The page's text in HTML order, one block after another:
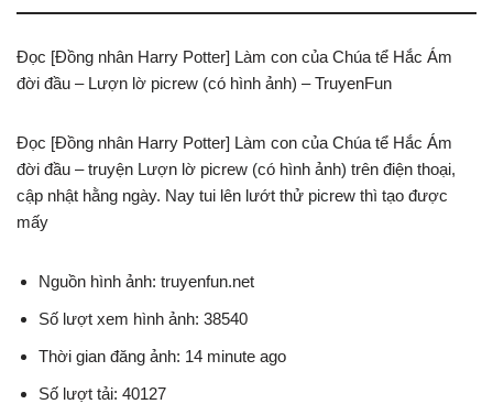
Đọc [Đồng nhân Harry Potter] Làm con của Chúa tể Hắc Ám
đời đầu – Lượn lờ picrew (có hình ảnh) – TruyenFun
Đọc [Đồng nhân Harry Potter] Làm con của Chúa tể Hắc Ám
đời đầu – truyện Lượn lờ picrew (có hình ảnh) trên điện thoại,
cập nhật hằng ngày. Nay tui lên lướt thử picrew thì tạo được
mấy
Nguồn hình ảnh: truyenfun.net
Số lượt xem hình ảnh: 38540
Thời gian đăng ảnh: 14 minute ago
Số lượt tải: 40127